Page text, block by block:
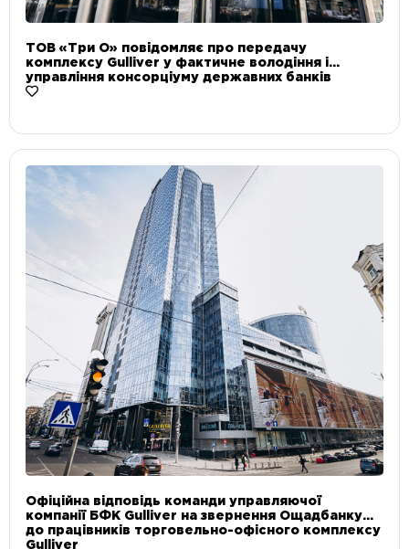
ТОВ «Три О» повідомляє про передачу
комплексу Gulliver у фактичне володіння і
управління консорціуму державних банків
Офіційна відповідь команди управляючої
компанії БФК Gulliver на звернення Ощадбанку
до працівників торговельно-офісного комплексу
Gulliver